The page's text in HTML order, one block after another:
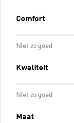
Comfort
Niet zo goed
Kwaliteit
Niet zo goed
Maat